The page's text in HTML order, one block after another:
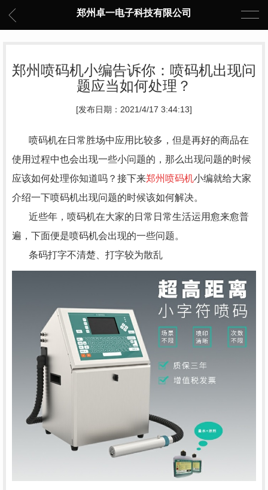
郑州卓一电子科技有限公司
郑州喷码机小编告诉你：喷码机出现问
题应当如何处理？
[发布日期：2021/4/17 3:44:13]
喷码机在日常胜场中应用比较多，但是再好的商品在
使用过程中也会出现一些小问题的，那么出现问题的时候
应该如何处理你知道吗？接下来郑州喷码机小编就给大家
介绍一下喷码机出现问题的时候该如何解决。
近些年，喷码机在大家的日常日常生活运用愈来愈普
遍，下面便是喷码机会出现的一些问题。
条码打字不清楚、打字较为散乱